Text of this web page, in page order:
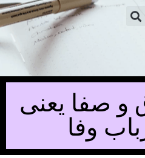
و صفا یعنی
وفا